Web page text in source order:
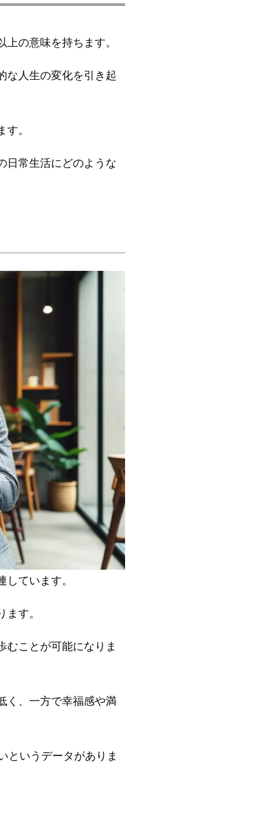
の意味を持ちます。
な人生の変化を引き起
。
日常生活にどのような
ています。
す。
むことが可能になりま
く、一方で幸福感や満
というデータがありま